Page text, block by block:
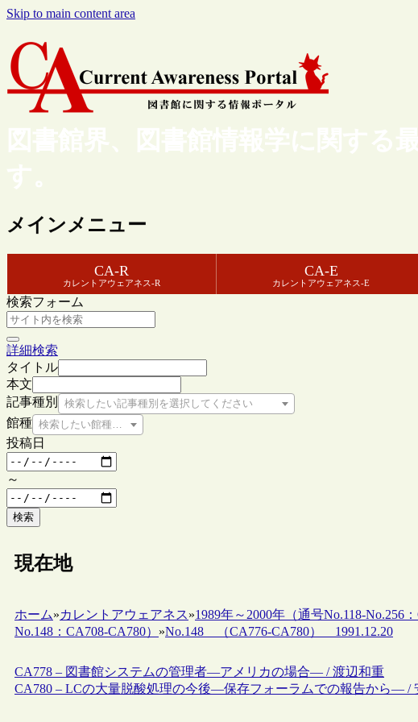
Skip to main content area
図書館界、図書館情報学に関する
す。
メインメニュー
CA-R
カレントアウェアネス-R
CA-E
カレントアウェアネス-E
検索フォーム
詳細検索
タイトル
本文
記事種別
検索したい記事種別を選択してください
館種 検索したい館種を選択してください
投稿日
～
検索
現在地
ホーム»カレントアウェアネス»1989年～2000年（通号No.118-No.256
No.148：CA708-CA780） »No.148 （CA776-CA780） 1991.12.20
CA778 – 図書館システムの管理者―アメリカの場合― / 渡辺和重
CA780 – LCの大量脱酸処理の今後―保存フォーラムでの報告から― /